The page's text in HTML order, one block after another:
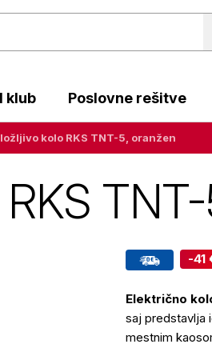
klub Poslovne rešitve
kolo RKS TNT-5, oranžen
-41
Električno
saj predstavlja
mestnim